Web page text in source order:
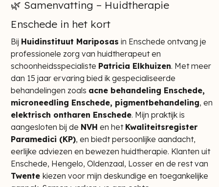
🌿 Samenvatting – Huidtherapie
Enschede in het kort
Bij Huidinstituut Mariposas in Enschede ontvang je
professionele zorg van huidtherapeut en
schoonheidsspecialiste Patricia Elkhuizen. Met meer
dan 15 jaar ervaring bied ik gespecialiseerde
behandelingen zoals acne behandeling Enschede,
microneedling Enschede, pigmentbehandeling, en
elektrisch ontharen Enschede. Mijn praktijk is
aangesloten bij de NVH en het Kwaliteitsregister
Paramedici (KP), en biedt persoonlijke aandacht,
eerlijke adviezen en bewezen huidtherapie. Klanten uit
Enschede, Hengelo, Oldenzaal, Losser en de rest van
Twente kiezen voor mijn deskundige en toegankelijke